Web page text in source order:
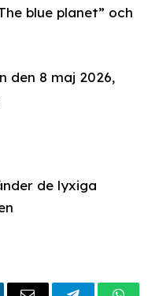
blue planet” och
den 8 maj 2026,
de lyxiga